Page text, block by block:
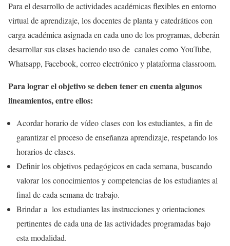
Para el desarrollo de actividades académicas flexibles en entorno
virtual de aprendizaje, los docentes de planta y catedráticos con
carga académica asignada en cada uno de los programas, deberán
desarrollar sus clases haciendo uso de canales como YouTube,
Whatsapp, Facebook, correo electrónico y plataforma classroom.
Para lograr el objetivo se deben tener en cuenta algunos
lineamientos, entre ellos:
Acordar horario de vídeo clases con los estudiantes, a fin de
garantizar el proceso de enseñanza aprendizaje, respetando los
horarios de clases.
Definir los objetivos pedagógicos en cada semana, buscando
valorar los conocimientos y competencias de los estudiantes al
final de cada semana de trabajo.
Brindar a los estudiantes las instrucciones y orientaciones
pertinentes de cada una de las actividades programadas bajo
esta modalidad.